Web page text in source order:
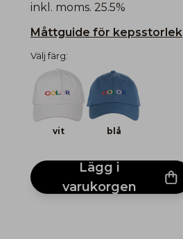
inkl. moms. 25.5%
Måttguide för kepsstorlek
Välj färg:
vit blå
Lägg i
varukorgen